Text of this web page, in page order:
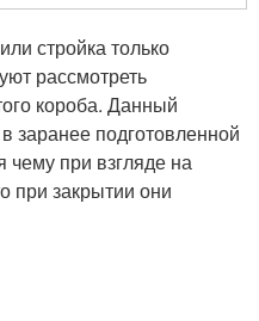
стройка только
рассмотреть
короба. Данный
заранее подготовленной
при взгляде на
при закрытии они